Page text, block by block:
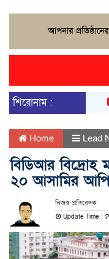
শিরোনাম :
Home Lead
বিডিআর বিদ্রোহ
২০ আসামির
নিজস্ব প্রতিবেদক
Update Time :